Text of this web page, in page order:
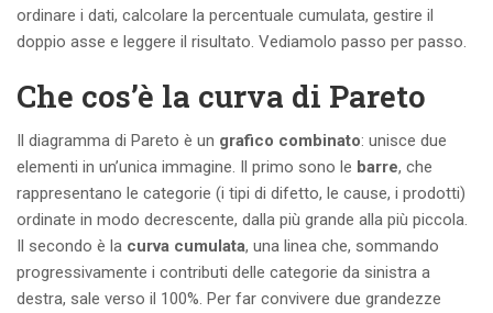
ordinare i dati, calcolare la percentuale cumulata, gestire il
doppio asse e leggere il risultato. Vediamolo passo per passo.
Che cos’è la curva di Pareto
Il diagramma di Pareto è un grafico combinato: unisce due
elementi in un’unica immagine. Il primo sono le barre, che
rappresentano le categorie (i tipi di difetto, le cause, i prodotti)
ordinate in modo decrescente, dalla più grande alla più piccola.
Il secondo è la curva cumulata, una linea che, sommando
progressivamente i contributi delle categorie da sinistra a
destra, sale verso il 100%. Per far convivere due grandezze